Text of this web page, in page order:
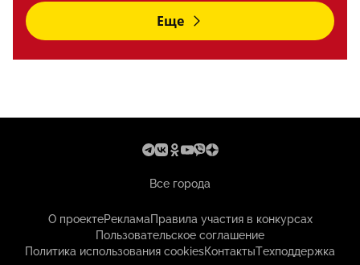
Еще
Все города
О проектеРекламаПравила участия в конкурсах
Пользовательское соглашение
Политика использования cookiesКонтактыТехподдержка